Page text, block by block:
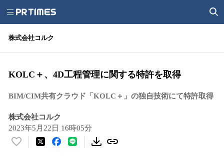
株式会社コルク
KOLC＋、4D工程管理に関する特許を取得
BIM/CIM共有クラウド「KOLC＋」の独自技術にて特許取得
株式会社コルク
2023年5月22日 16時05分
い